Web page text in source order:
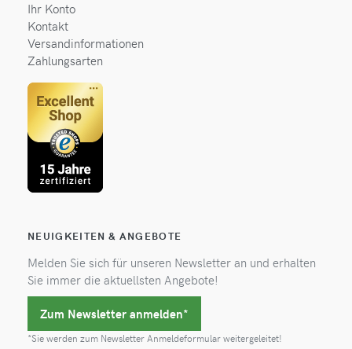
Ihr Konto
Kontakt
Versandinformationen
Zahlungsarten
NEUIGKEITEN & ANGEBOTE
Melden Sie sich für unseren Newsletter an und erhalten
Sie immer die aktuellsten Angebote!
Zum Newsletter anmelden*
*Sie werden zum Newsletter Anmeldeformular weitergeleitet!